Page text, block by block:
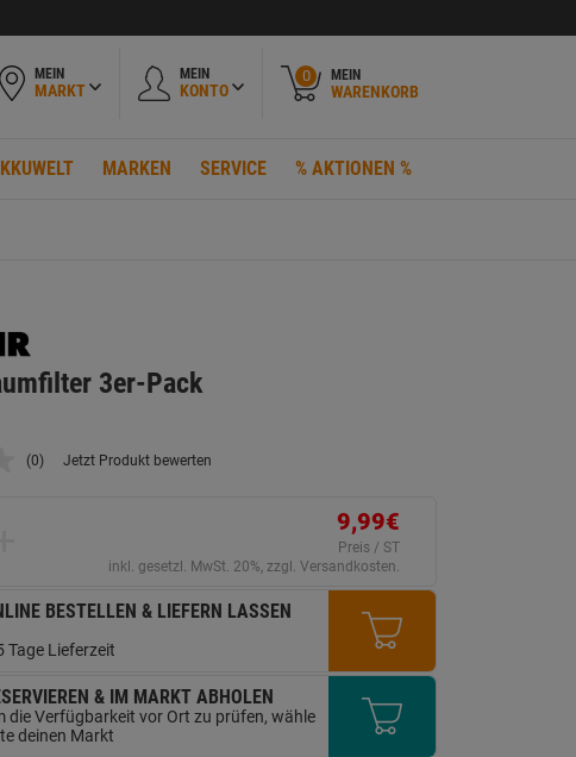
MEIN
MARKT
MEIN
KONTO
0 MEIN
WARENKORB
MARKEN SERVICE % AKTIONEN %
3er-Pack
Kein
(0) Jetzt Produkt bewerten
9,99€
Preis / ST
inkl. gesetzl. MwSt. 20%, zzgl. Versandkosten.
BESTELLEN & LIEFERN LASSEN
Tage Lieferzeit
& IM MARKT ABHOLEN
die Verfügbarkeit vor Ort zu prüfen, wähle
deinen Markt